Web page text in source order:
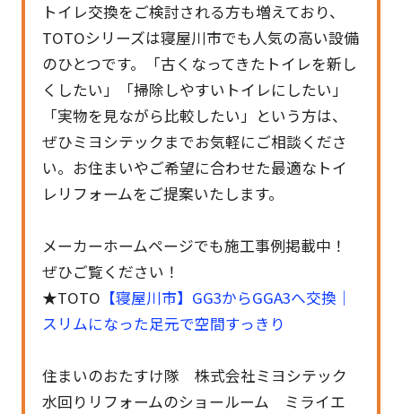
トイレ交換をご検討される方も増えており、
TOTOシリーズは寝屋川市でも人気の高い設備
のひとつです。「古くなってきたトイレを新し
くしたい」「掃除しやすいトイレにしたい」
「実物を見ながら比較したい」という方は、
ぜひミヨシテックまでお気軽にご相談くださ
い。お住まいやご希望に合わせた最適なトイ
レリフォームをご提案いたします。
メーカーホームページでも施工事例掲載中！
ぜひご覧ください！
★TOTO 【寝屋川市】GG3からGGA3へ交換｜
スリムになった足元で空間すっきり
住まいのおたすけ隊 株式会社ミヨシテック
水回りリフォームのショールーム ミライエ